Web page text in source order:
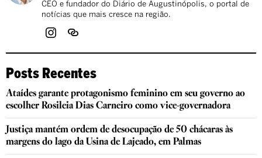
CEO e fundador do Diário de Augustinópolis, o portal de
notícias que mais cresce na região.
Posts Recentes
Ataídes garante protagonismo feminino em seu governo ao
escolher Rosileia Dias Carneiro como vice-governadora
Justiça mantém ordem de desocupação de 50 chácaras às
margens do lago da Usina de Lajeado, em Palmas